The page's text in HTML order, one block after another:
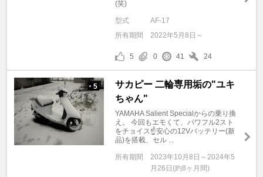
(笑)
型式
AF-17
所有期間
2022年5月8日～
5 0 41 24
+ 5
サカピー 二輪専用垢の"ユキ
ちゃん"
YAMAHA Salient Specialからの乗り換
え。 今回もエモくて、パワフル2スト
をチョイス☝️安心の12Vバッテリー(新
品)を搭載、セル ...
所有期間
2023年10月8日～2024年5
月26日(約8ヶ月間)